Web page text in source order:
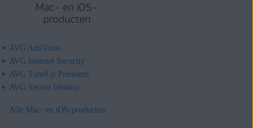
Mac- en iOS-
producten
AVG AntiVirus
AVG Internet Security
AVG TuneUp Premium
AVG Secure Identity
Alle Mac- en iOS-producten